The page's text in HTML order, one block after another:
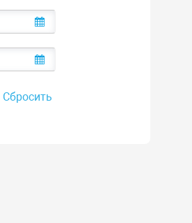
Сбросить